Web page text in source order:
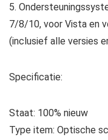
5.
7/8/10, voor Vista en
(inclusief alle versies
Specificatie:
Staat: 100% nieuw
Type item: Optische